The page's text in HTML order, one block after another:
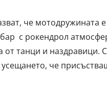
че мотодружината
с рокендрол
от танци и наздравици.
че